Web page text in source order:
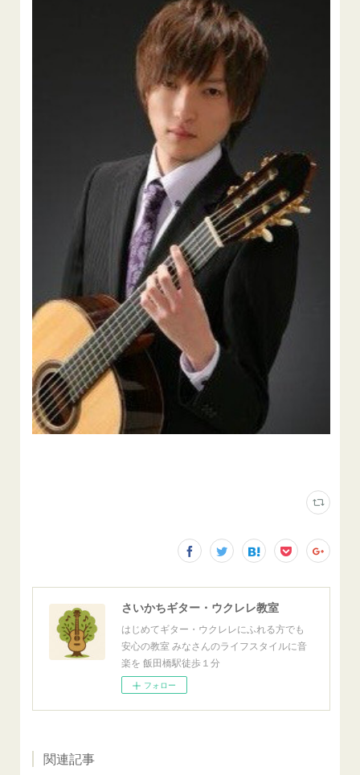
さいかちギター・ウクレレ教室
はじめてギター・ウクレレにふれる方でも
安心の教室 みなさんのライフスタイルに音
楽を 飯田橋駅徒歩１分
フォロー
関連記事